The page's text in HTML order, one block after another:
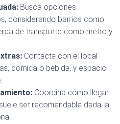
Busca opciones
considerando barrios como
de transporte como metro y
Contacta con el local
comida o bebida, y espacio
Coordina cómo llegar
ser recomendable dada la